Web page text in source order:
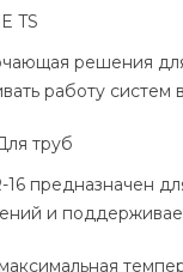
TS
решения
работу систем
труб
16 предназначен
и